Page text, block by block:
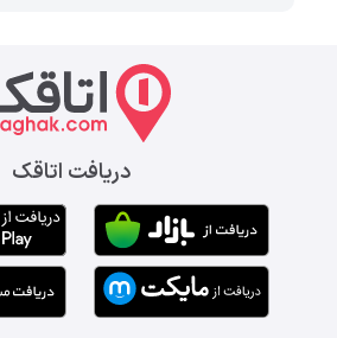
دریافت اتاقک